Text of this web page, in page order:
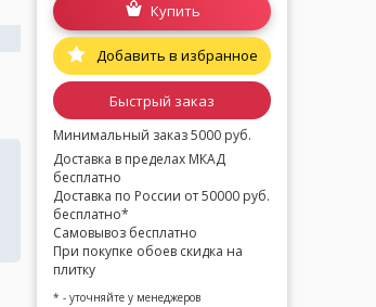
Купить
Добавить в избранное
Быстрый заказ
Минимальный заказ 5000 руб.
Доставка в пределах МКАД
бесплатно
Доставка по России от 50000 руб.
бесплатно*
Самовывоз бесплатно
При покупке обоев скидка на
плитку
* - уточняйте у менеджеров